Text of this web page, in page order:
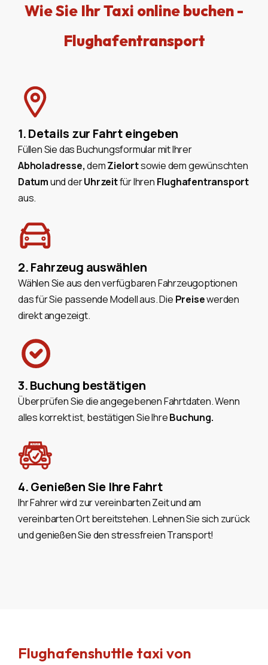
Wie Sie Ihr Taxi online buchen -
Flughafentransport
1. Details zur Fahrt eingeben
Füllen Sie das Buchungsformular mit Ihrer
Abholadresse,demZielortsowie dem gewünschten
Datumund derUhrzeitfür Ihren Flughafentransport
aus.
2. Fahrzeug auswählen
Wählen Sie aus den verfügbaren Fahrzeugoptionen
das für Sie passende Modell aus. Die Preisewerden
direkt angezeigt.
3. Buchung bestätigen
Überprüfen Sie die angegebenen Fahrtdaten. Wenn
alles korrekt ist, bestätigen Sie IhreBuchung.
4. Genießen Sie Ihre Fahrt
Ihr Fahrer wird zur vereinbarten Zeit und am
vereinbarten Ort bereitstehen. Lehnen Sie sich zurück
und genießen Sie den stressfreien Transport!
Flughafenshuttle taxi von